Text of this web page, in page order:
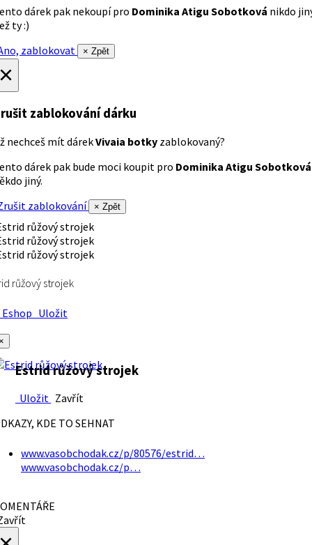
dárek pak nekoupí pro Dominika Atigu Sobotková nikdo
ty :)
zablokovat
× Zpět
zablokování dárku
nechceš mít dárekVivaia botky zablokovaný?
dárek pak bude moci koupit pro Dominika Atigu Sobotková
jiný.
zablokování
× Zpět
růžový strojek
Uložit
Estrid růžový strojek
Uložit Zavřít
KDE TO SEHNAT
www.vasobchodak.cz/p/80576/estrid…
www.vasobchodak.cz/p…